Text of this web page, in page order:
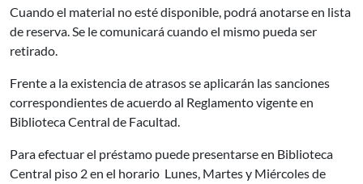
Cuando el material no esté disponible, podrá anotarse en lista
de reserva. Se le comunicará cuando el mismo pueda ser
retirado.
Frente a la existencia de atrasos se aplicarán las sanciones
correspondientes de acuerdo al Reglamento vigente en
Biblioteca Central de Facultad.
Para efectuar el préstamo puede presentarse en Biblioteca
Central piso 2 en el horario Lunes, Martes y Miércoles de